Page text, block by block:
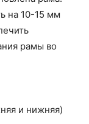
на 10-15 мм
рамы во
и нижняя)